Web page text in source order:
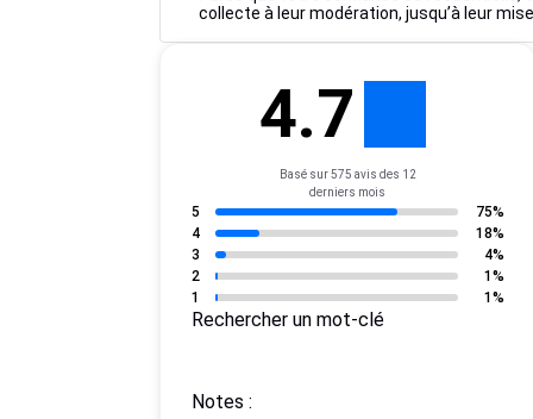
collecte à leur modération, jusqu’à leur
4.7
Basé sur 575 avis des 12
derniers mois
5
75%
4
18%
3
4%
2
1%
1
1%
Rechercher un mot-clé
Notes :